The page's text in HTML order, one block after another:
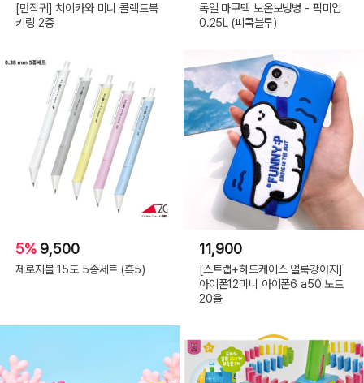
[먼작귀] 치이카와 미니 콜렉트북
키링 2종
독일 마쿠텍 보온보냉병 - 픽미업
0.25L (피콕블루)
5% 9,500
제로지볼 15도 5종세트 (흑5)
11,900
[스트랩+하드케이스 얼룩강아지]
아이폰12미니 아이폰6 a50 노트
20울